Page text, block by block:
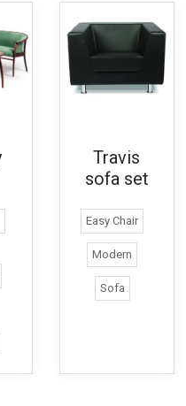
Travis
sofa set
Easy Chair
Modern
Sofa